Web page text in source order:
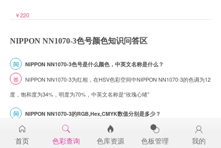
￥220
NIPPON NN1070-3色号颜色知识问答区
问 NIPPON NN1070-3色号是什么颜色，中英文名称是什么？
答
NIPPON NN1070-3为红相，在HSV色彩空间中NIPPON NN1070-3的色调为12
度，饱和度为34%，明度为70%，中英文名称是“玫瑰心绪”
问 NIPPON NN1070-3的RGB,Hex,CMYK数值分别是多少？
NIPPON NN1070-3色号的RGB色值为(179,130,118)， Hex(十六进制色值)为
#B38276， CMYK为 未命名 ，请注意，这些数值是由计算机模拟的颜色，实际生产
首页 色彩查询 色库资源 色板管理 我的